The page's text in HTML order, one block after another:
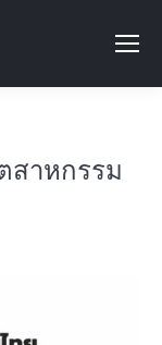
สาหกรรม